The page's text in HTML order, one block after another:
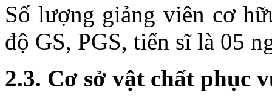
Số lượng giảng viên cơ
độ GS, PGS, tiến sĩ là 05
2.3. Cơ sở vật chất phục